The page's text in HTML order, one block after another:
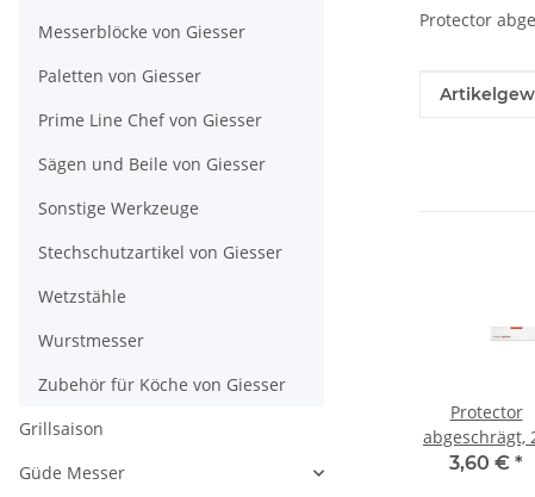
Protector
Wert
Protector
abgeschrägt,
cm, von
3,60 € *
Messerblöcke von Giesser
Paletten von Giesser
Prime Line Chef von Giesser
Sägen und Beile von Giesser
Sonstige Werkzeuge
Stechschutzartikel von Giesser
Wetzstähle
Wurstmesser
Zubehör für Köche von Giesser
Grillsaison
Güde Messer